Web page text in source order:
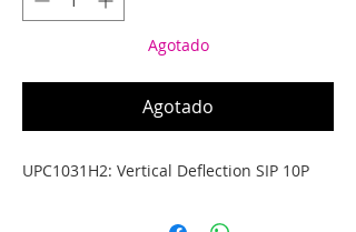
Agotado
Agotado
UPC1031H2: Vertical Deflection SIP 10P